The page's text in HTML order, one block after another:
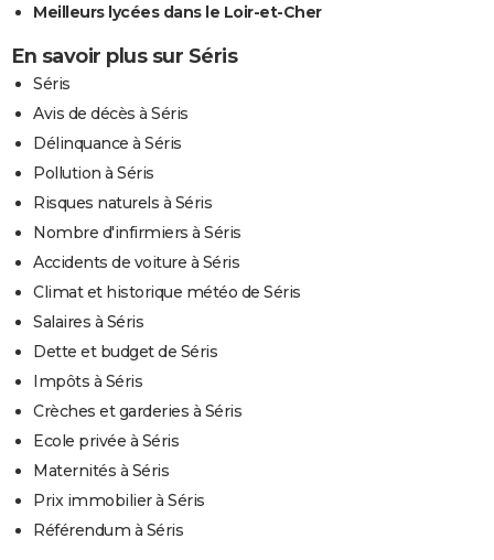
Meilleurs lycées dans le Loir-et-Cher
En savoir plus sur Séris
Séris
Avis de décès à Séris
Délinquance à Séris
Pollution à Séris
Risques naturels à Séris
Nombre d'infirmiers à Séris
Accidents de voiture à Séris
Climat et historique météo de Séris
Salaires à Séris
Dette et budget de Séris
Impôts à Séris
Crèches et garderies à Séris
Ecole privée à Séris
Maternités à Séris
Prix immobilier à Séris
Référendum à Séris